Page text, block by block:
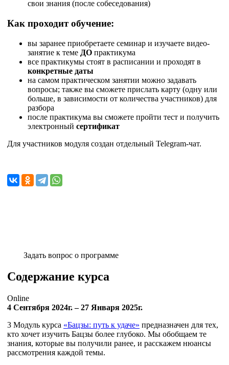
свои знания (после собеседования)
Как проходит обучение:
вы заранее приобретаете семинар и изучаете видео-
занятие к теме ДО практикума
все практикумы стоят в расписании и проходят в
конкретные даты
на самом практическом занятии можно задавать
вопросы; также вы сможете прислать карту (одну или
больше, в зависимости от количества участников) для
разбора
после практикума вы сможете пройти тест и получить
электронный сертификат
Для участников модуля создан отдельный Telegram-чат.
Задать вопрос о программе
Содержание курса
Online
4 Сентября 2024г. – 27 Января 2025г.
3 Модуль курса «Бацзы: путь к удаче» предназначен для тех,
кто хочет изучить Бацзы более глубоко. Мы обобщаем те
знания, которые вы получили ранее, и расскажем нюансы
рассмотрения каждой темы.